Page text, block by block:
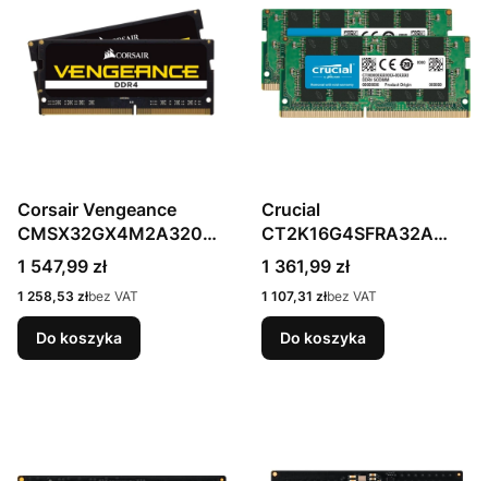
Corsair Vengeance
CMSX32GX4M2A3200
C22 moduł pamięci 32
GB 2 x 16 GB DDR4
3200 MHz
Cena
1 547,99 zł
Cena
1 258,53 złbez VAT
Do koszyka
Crucial
CT2K16G4SFRA32A
moduł pamięci 32 GB 2 x
16 GB DDR4 3200 MHz
Cena
1 361,99 zł
Cena
1 107,31 złbez VAT
Do koszyka